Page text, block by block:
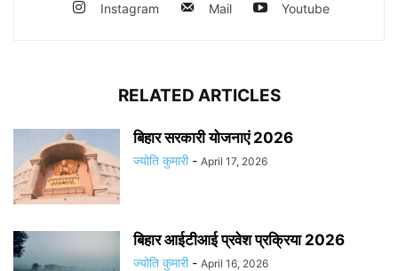
Instagram Mail Youtube
RELATED ARTICLES
बिहार सरकारी योजनाएं 2026
ज्योति कुमारी - April 17, 2026
बिहार आईटीआई प्रवेश प्रक्रिया 2026
ज्योति कुमारी - April 16, 2026